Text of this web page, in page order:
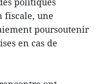
fiscale, une
poursoutenir
en cas de